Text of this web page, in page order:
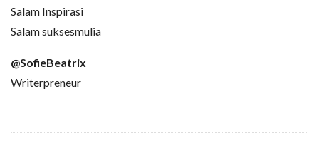
Salam Inspirasi
Salam suksesmulia
@SofieBeatrix
Writerpreneur